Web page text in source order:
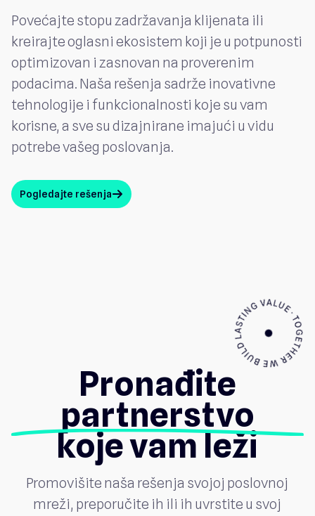
Povećajte stopu zadržavanja klijenata ili
kreirajte oglasni ekosistem koji je u potpunosti
optimizovan i zasnovan na proverenim
podacima. Naša rešenja sadrže inovativne
tehnologije i funkcionalnosti koje su vam
korisne, a sve su dizajnirane imajući u vidu
potrebe vašeg poslovanja.
Pogledajte rešenjaarrow_up
Pronađite
partnerstvo
koje vam leži
Promovišite naša rešenja svojoj poslovnoj
mreži, preporučite ih ili ih uvrstite u svoj